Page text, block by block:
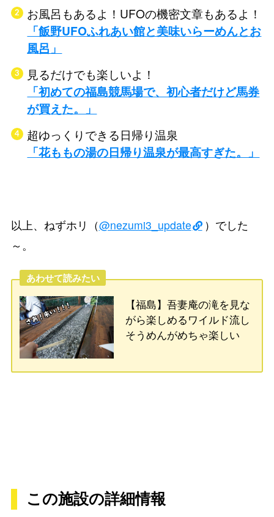
お風呂もあるよ！UFOの機密文章もあるよ！
「飯野UFOふれあい館と美味いらーめんとお
風呂」
見るだけでも楽しいよ！
「初めての福島競馬場で、初心者だけど馬券
が買えた。」
超ゆっくりできる日帰り温泉
「花ももの湯の日帰り温泉が最高すぎた。」
以上、ねずホリ（@nezumi3_update
）でした
～。
あわせて読みたい
【福島】吾妻庵の滝を見な
がら楽しめるワイルド流し
そうめんがめちゃ楽しい
この施設の詳細情報